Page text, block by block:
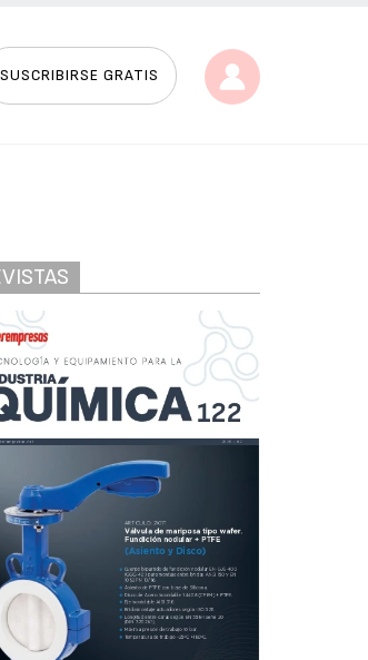
SUSCRIBIRSE GRATIS